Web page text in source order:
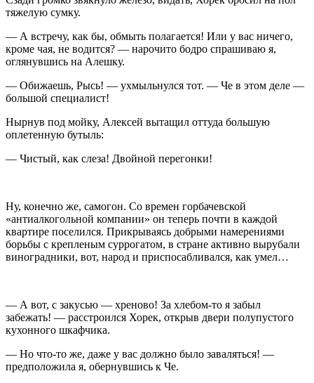
тяжелую сумку.
— А встречу, как бы, обмыть полагается! Или у вас ничего,
кроме чая, не водится? — нарочито бодро спрашиваю я,
оглянувшись на Алешку.
— Обижаешь, Рысь! — ухмыльнулся тот. — Че в этом деле —
большой специалист!
Нырнув под мойку, Алексей вытащил оттуда большую
оплетенную бутыль:
— Чистый, как слеза! Двойной перегонки!
Ну, конечно же, самогон. Со времен горбачевской
«антиалкогольной компании» он теперь почти в каждой
квартире поселился. Прикрываясь добрыми намерениями
борьбы с крепленым суррогатом, в стране активно вырубали
виноградники, вот, народ и приспосабливался, как умел…
— А вот, с закусью — хреново! За хлебом-то я забыл
забежать! — расстроился Хорек, открыв двери полупустого
кухонного шкафчика.
— Но что-то же, даже у вас должно было заваляться! —
предположила я, обернувшись к Че.